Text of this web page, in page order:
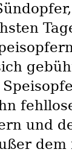
und